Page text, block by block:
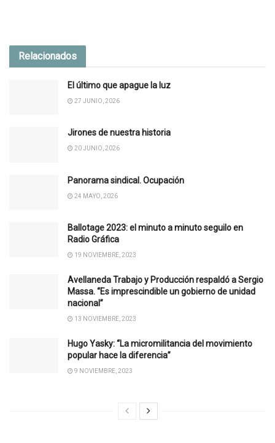
Relacionados
El último que apague la luz
27 JUNIO, 2026
Jirones de nuestra historia
20 JUNIO, 2026
Panorama sindical. Ocupación
24 MAYO, 2026
Ballotage 2023: el minuto a minuto seguilo en
Radio Gráfica
19 NOVIEMBRE, 2023
Avellaneda Trabajo y Producción respaldó a Sergio
Massa. “Es imprescindible un gobierno de unidad
nacional”
13 NOVIEMBRE, 2023
Hugo Yasky: “La micromilitancia del movimiento
popular hace la diferencia”
9 NOVIEMBRE, 2023